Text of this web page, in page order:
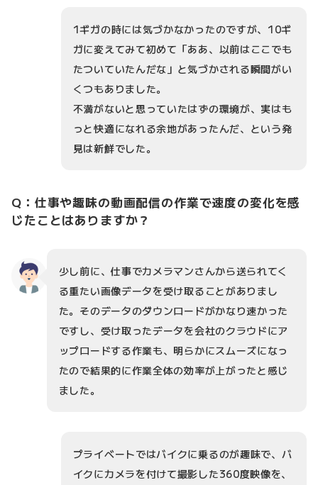
1ギガの時には気づかなかったのですが、10ギ
ガに変えてみて初めて「ああ、以前はここでも
たついていたんだな」と気づかされる瞬間がい
くつもありました。
不満がないと思っていたはずの環境が、実はも
っと快適になれる余地があったんだ、という発
見は新鮮でした。
Q：仕事や趣味の動画配信の作業で速度の変化を感
じたことはありますか？
少し前に、仕事でカメラマンさんから送られてく
る重たい画像データを受け取ることがありまし
た。そのデータのダウンロードがかなり速かった
ですし、受け取ったデータを会社のクラウドにア
ップロードする作業も、明らかにスムーズになっ
たので結果的に作業全体の効率が上がったと感じ
ました。
プライベートではバイクに乗るのが趣味で、バ
イクにカメラを付けて撮影した360度映像を、